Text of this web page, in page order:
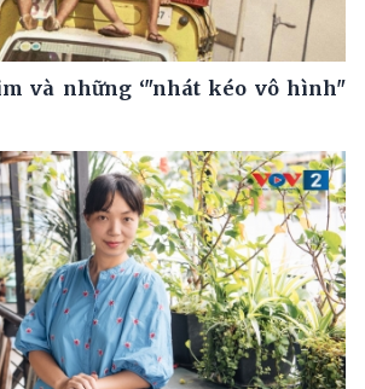
và những ‘"nhát kéo vô hình"